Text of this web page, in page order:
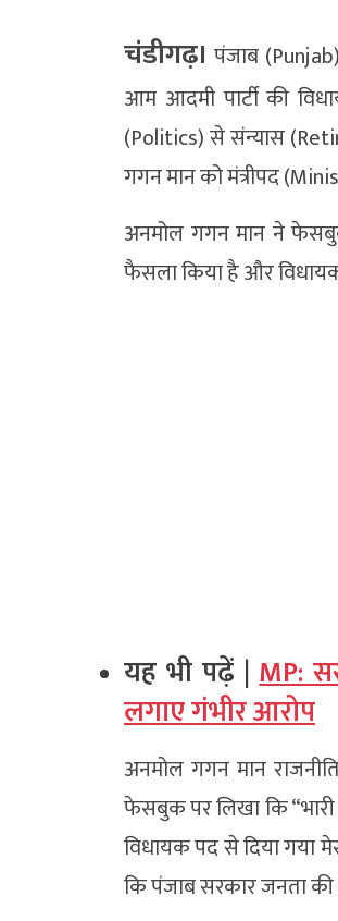
चंडीगढ़। पंजाब
आम आदमी पार्टी की
(Politics) से संन्यास
गगन मान को मंत्रीपद
अनमोल गगन मान ने
फैसला किया है और
यह भी पढ़ें |MP:
लगाए गंभीर आरोप
अनमोल गगन मान
फेसबुक पर लिखा कि
विधायक पद से दिया गया
कि पंजाब सरकार जनता की